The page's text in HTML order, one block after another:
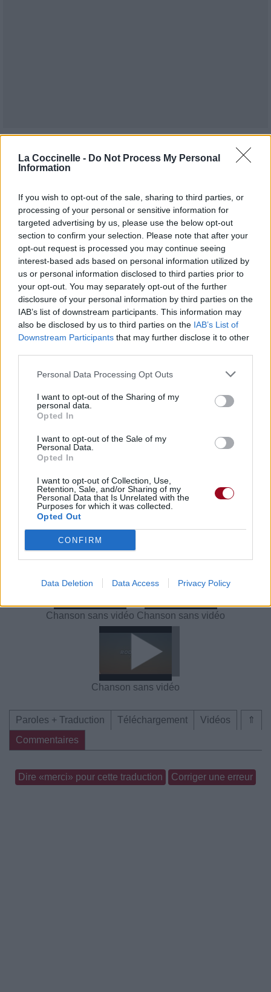
La Coccinelle - Do Not Process My Personal
Information
If you wish to opt-out of the sale, sharing to third parties, or
processing of your personal or sensitive information for
targeted advertising by us, please use the below opt-out
section to confirm your selection. Please note that after your
opt-out request is processed you may continue seeing
interest-based ads based on personal information utilized by
us or personal information disclosed to third parties prior to
your opt-out. You may separately opt-out of the further
disclosure of your personal information by third parties on the
IAB’s list of downstream participants. This information may
also be disclosed by us to third parties on the IAB’s List of
Downstream Participants that may further disclose it to other
Personal Data Processing Opt Outs
I want to opt-out of the Sharing of my
personal data.
Opted In
I want to opt-out of the Sale of my
Personal Data.
Opted In
I want to opt-out of Collection, Use,
Retention, Sale, and/or Sharing of my
Personal Data that Is Unrelated with the
Purposes for which it was collected.
Opted Out
CONFIRM
Data Deletion Data Access Privacy Policy
le 13 octobre 2024 à
10h09.
Albums : Last Lap
⇑
Paroles + Traduction Téléchargement
Vidéos
Commentaires
Pour prolonger le plaisir musical :
Télécharger légalement les MP3 sur
Télécharger légalement les MP3 ou trouver le CD sur
Trouver des vinyles et des CD sur
meilleur prix sur
Paroles + Traduction Téléchargement
Vidéos
Commentaires
Voir la vidéo de «D.A.R.E.»
Chanson sans vidéo Chanson sans vidéo
Chanson sans vidéo
⇑
Paroles + Traduction Téléchargement
Vidéos
Commentaires
Dire «merci» pour cette traduction Corriger une erreur